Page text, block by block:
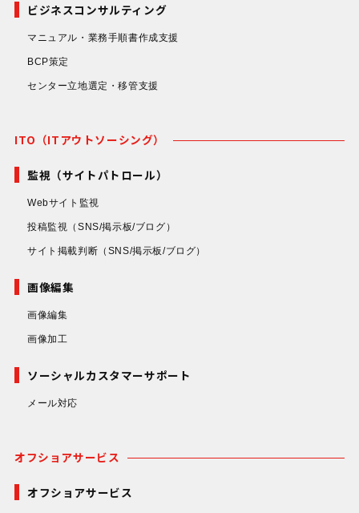
ビジネスコンサルティング
マニュアル・業務手順書作成支援
BCP策定
センター立地選定・移管支援
ITO（ITアウトソーシング）
監視（サイトパトロール）
Webサイト監視
投稿監視 （SNS/掲示板/ブログ）
サイト掲載判断 （SNS/掲示板/ブログ）
画像編集
画像編集
画像加工
ソーシャルカスタマーサポート
メール対応
オフショアサービス
オフショアサービス